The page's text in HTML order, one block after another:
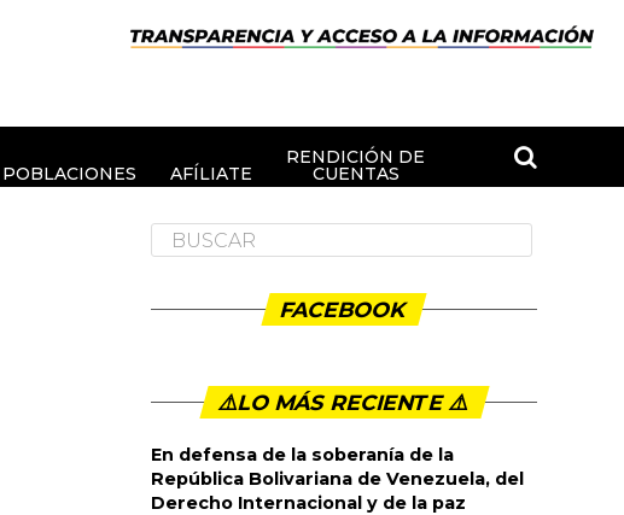
POBLACIONES AFÍLIATE
RENDICIÓN DE
CUENTAS
FACEBOOK
⚠️LO MÁS RECIENTE ⚠️️
En defensa de la soberanía de la
República Bolivariana de Venezuela, del
Derecho Internacional y de la paz